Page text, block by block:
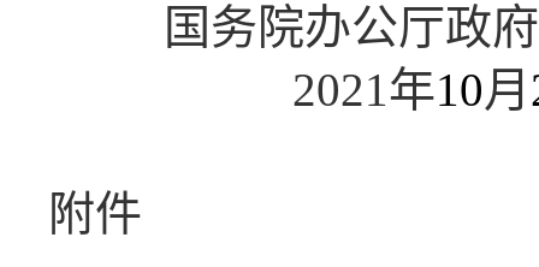
国务院办公厅政
2021年10月
附件